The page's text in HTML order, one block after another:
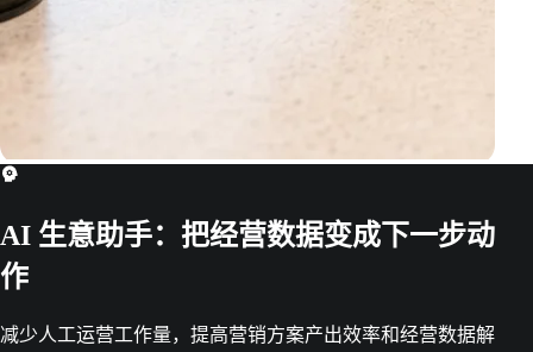
AI 生意助手：把经营数据变成下一步动
作
减少人工运营工作量，提高营销方案产出效率和经营数据解